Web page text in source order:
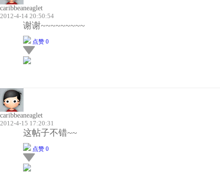
caribbeaneaglet
2012-4-14 20:50:54
谢谢~~~~~~~~~
点赞 0
caribbeaneaglet
2012-4-15 17:20:31
这帖子不错~~
点赞 0